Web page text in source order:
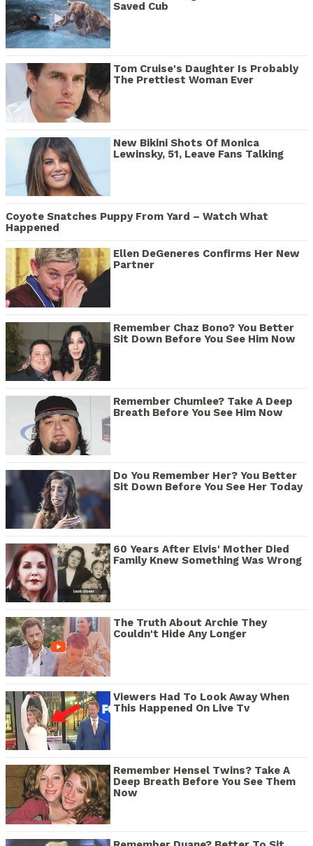
Saved Cub
Tom Cruise's Daughter Is Probably
The Prettiest Woman Ever
New Bikini Shots Of Monica
Lewinsky, 51, Leave Fans Talking
Coyote Snatches Puppy From Yard – Watch What
Happened
Ellen DeGeneres Confirms Her New
Partner
Remember Chaz Bono? You Better
Sit Down Before You See Him Now
Remember Chumlee? Take A Deep
Breath Before You See Him Now
Do You Remember Her? You Better
Sit Down Before You See Her Today
60 Years After Elvis' Mother Died
Family Knew Something Was Wrong
The Truth About Archie They
Couldn't Hide Any Longer
Viewers Had To Look Away When
This Happened On Live Tv
Remember Hensel Twins? Take A
Deep Breath Before You See Them
Now